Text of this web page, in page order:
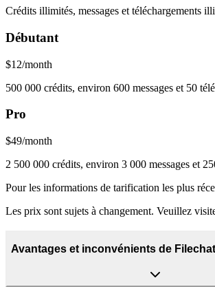
Crédits illimités, messages et téléchargements
Débutant
$12/month
500 000 crédits, environ 600 messages et 50
Pro
$49/month
2 500 000 crédits, environ 3 000 messages et
Pour les informations de tarification les plus
Les prix sont sujets à changement. Veuillez
Avantages et inconvénients de